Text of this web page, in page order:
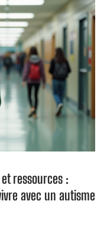
ressources :
avec un autisme